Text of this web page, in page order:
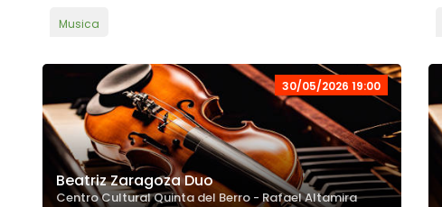
Musica
30/05/2026 19:00
Beatriz Zaragoza Duo
Centro Cultural Quinta del Berro - Rafael Altamira